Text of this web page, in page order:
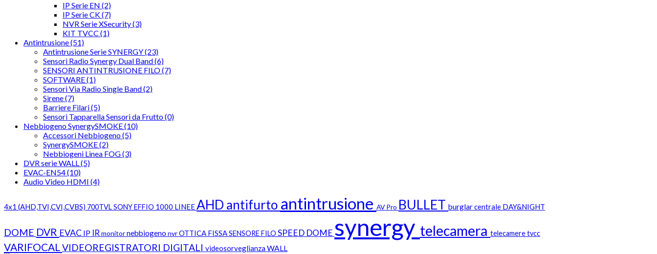
IP Serie EN (2)
IP Serie CK (7)
NVR Serie XSecurity (3)
KIT TVCC (1)
Antintrusione (51)
Antintrusione Serie SYNERGY (23)
Sensori Radio Synergy Dual Band (6)
SENSORI ANTINTRUSIONE FILO (7)
SOFTWARE (1)
Sensori Via Radio Single Band (2)
Sirene (7)
Barriere Filari (5)
Sensori Tapparella Sensori da Frutto (0)
Nebbiogeno SynergySMOKE (10)
Accessori Nebbiogeno (5)
SynergySMOKE (2)
Nebbiogeni Linea FOG (3)
DVR serie WALL (5)
EVAC-EN54 (10)
Audio Video HDMI (4)
4x1 (AHD,TVI,CVI,CVBS) 700TVL SONY EFFIO 1000 LINEEAHD antifurto antintrusione AV Pro BULLET burglarcentrale DAY&NIGHT
DOME DVR EVAC IP IRmonitornebbiogeno nvrOTTICA FISSASENSORE FILO SPEED DOME synergy telecamera telecameretvcc
VARIFOCALVIDEOREGISTRATORI DIGITALI videosorveglianzaWALL